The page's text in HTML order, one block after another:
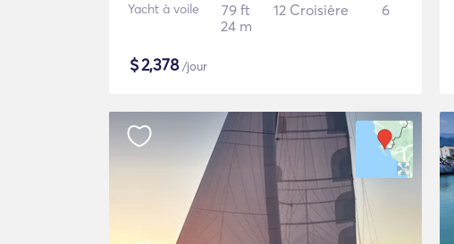
Yacht à voile
79 ft
24 m
12 Croisière 6
$2,378/jour